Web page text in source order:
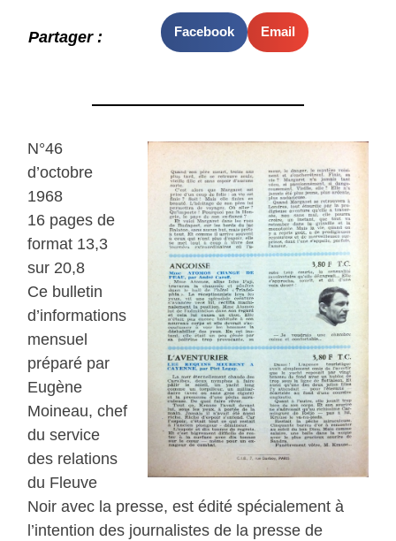
Partager : Facebook Email
N°46
d’octobre
1968
16 pages de
format 13,3
sur 20,8
Ce bulletin
d’informations
mensuel
préparé par
Eugène
Moineau, chef
du service
des relations
du Fleuve
Noir avec la presse, est édité spécialement à
l’intention des journalistes de la presse de